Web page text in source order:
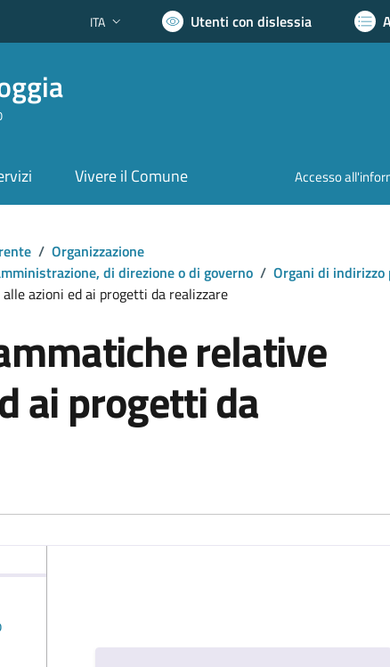
Lingua attiva:
ITA Utenti con dislessia
Vivere il Comune Accesso
/ Organizzazione
di direzione o di governo / Organi di
azioni ed ai progetti da realizzare
relative
ai progetti da